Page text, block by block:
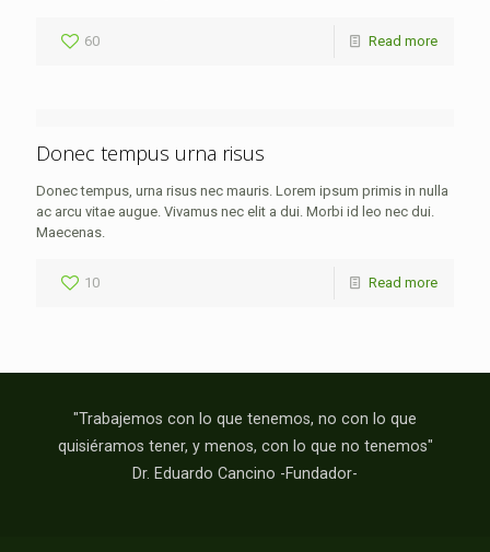
60 Read more
Donec tempus urna risus
Donec tempus, urna risus nec mauris. Lorem ipsum primis in nulla
ac arcu vitae augue. Vivamus nec elit a dui. Morbi id leo nec dui.
Maecenas.
10 Read more
"Trabajemos con lo que tenemos, no con lo que
quisiéramos tener, y menos, con lo que no tenemos"
Dr. Eduardo Cancino -Fundador-